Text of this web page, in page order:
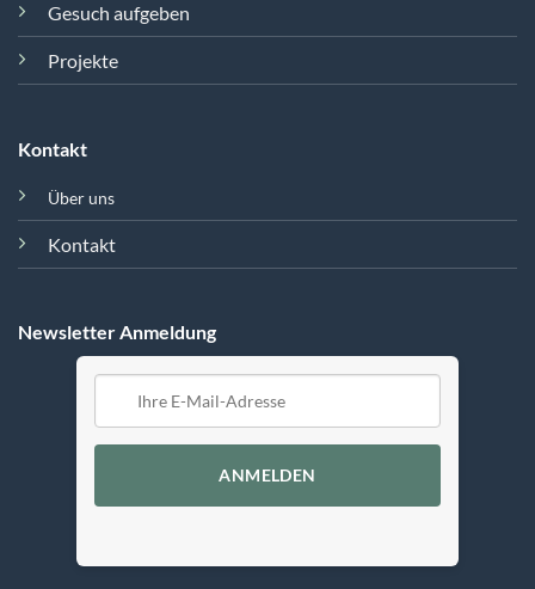
Gesuch aufgeben
Projekte
Kontakt
Über uns
Kontakt
Newsletter Anmeldung
ANMELDEN